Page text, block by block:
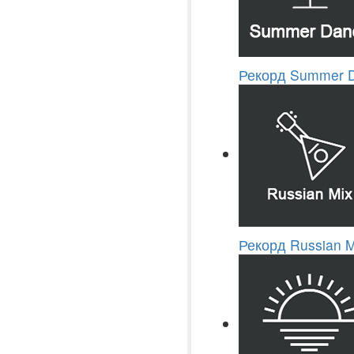
Рекорд Summer
Рекорд Russian